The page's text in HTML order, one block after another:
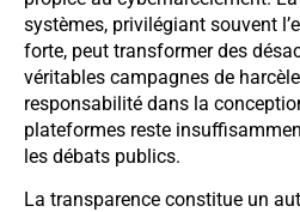
systèmes, privilégiant souvent
forte, peut transformer des
véritables campagnes de
responsabilité dans la
plateformes reste
les débats publics.
La transparence constitue un